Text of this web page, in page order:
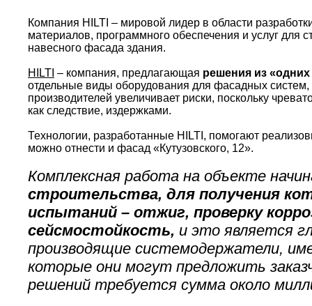
Компания HILTI – мировой лидер в области
материалов, программного обеспечения и услуг для
навесного фасада здания.
HILTI – компания, предлагающая решения из «одних
отдельные виды оборудования для фасадных
производителей увеличивает риски, поскольку
как следствие, издержками.
Технологии, разработанные HILTI, помогают
можно отнести и фасад «Кутузовского, 12».
Комплексная работа на объекте
строительства, для получения
испытаний – отжиг, проверку
сейсмостойкость, и это является
производящие системодержатели,
которые они могут предложить
решений требуется сумма около